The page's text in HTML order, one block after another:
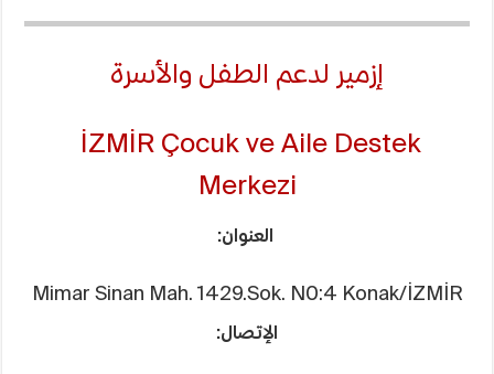
إزمير لدعم الطفل والأسرة
İZMİR Çocuk ve Aile Destek
Merkezi
العنوان:
Mimar Sinan Mah. 1429.Sok. N0:4 Konak/İZMİR
الإتصال: